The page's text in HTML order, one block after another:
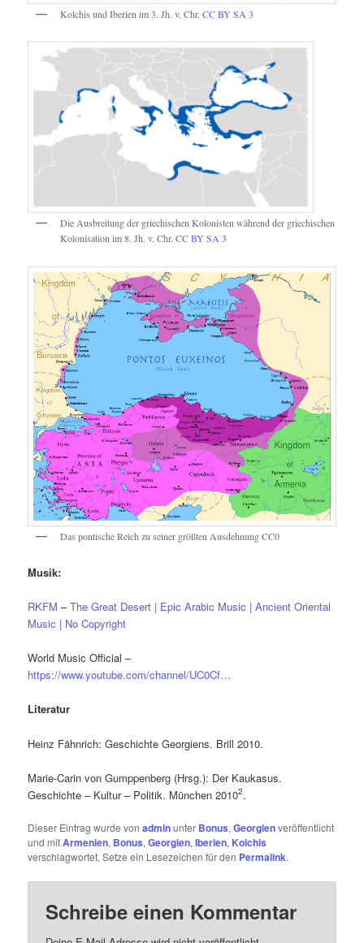
Kolchis und Iberien im 3. Jh. v. Chr.CC BY SA 3
Die Ausbreitung der griechischen Kolonisten während der griechischen
Kolonisation im 8. Jh. v. Chr.CC BY SA 3
Das pontische Reich zu seiner größten Ausdehnung CC0
Musik:
RKFM –The Great Desert | Epic Arabic Music | Ancient Oriental
Music | No Copyright
World Music Official –
https://www.youtube.com/channel/UC0Cf…
Literatur
Heinz Fähnrich: Geschichte Georgiens. Brill 2010.
Marie-Carin von Gumppenberg (Hrsg.): Der Kaukasus.
Geschichte – Kultur – Politik. München 20102.
Dieser Eintrag wurde vonadminunter Bonus,Georgienveröffentlicht
und mitArmenien, Bonus,Georgien,Iberien, Kolchis
verschlagwortet. Setze ein Lesezeichen für den Permalink.
Schreibe einen Kommentar